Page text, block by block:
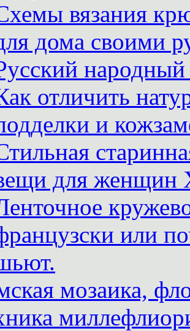
вязания
дома своими
отличить
и
для женщин
или
мозаика,